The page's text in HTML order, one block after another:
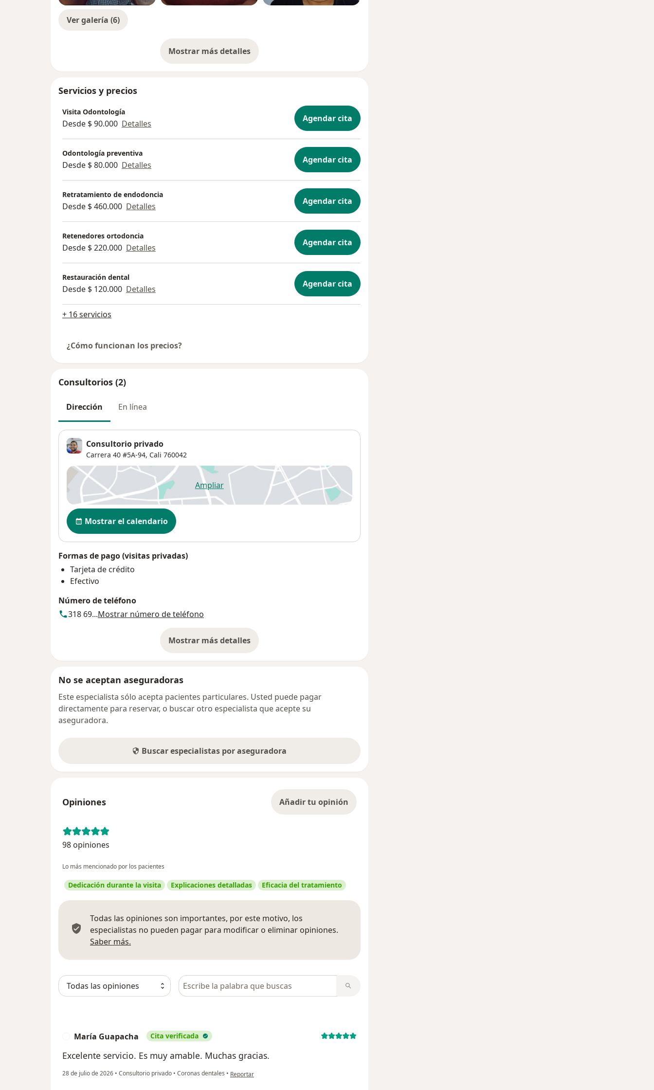
Ver galería (6)
Mostrar más detalles
sobre la experiencia
Servicios y precios
Visita Odontología
Desde $ 90.000 Detalles Agendar cita
Odontología preventiva
Desde $ 80.000 Detalles Agendar cita
Retratamiento de endodoncia
Desde $ 460.000 Detalles Agendar cita
Retenedores ortodoncia
Desde $ 220.000 Detalles Agendar cita
Restauración dental
Desde $ 120.000 Detalles Agendar cita
+ 16 servicios
¿Cómo funcionan los precios?
Consultorios (2)
Dirección En línea
Consultorio privado
Carrera 40 #5A-94, Cali 760042
Ampliarse abre en una nueva pestaña
Disponibilidad
Mostrar el calendario
Formas de pago (visitas privadas)
Tarjeta de crédito
Efectivo
Número de teléfono
318 69...Mostrar número de teléfono
Mostrar más detalles
sobre la dirección
No se aceptan aseguradoras
Este especialista sólo acepta pacientes particulares. Usted puede pagar
directamente para reservar, o buscar otro especialista que acepte su
aseguradora.
Buscar especialistas por aseguradora
Opiniones Añadir tu opinión
98 opiniones
Lo más mencionado por los pacientes
Dedicación durante la visita Explicaciones detalladas Eficacia del tratamiento
Todas las opiniones son importantes, por este motivo, los
especialistas no pueden pagar para modificar o eliminar opiniones.
Saber más.
Busca en opiniones
María Guapacha Cita verificada
Excelente servicio. Es muy amable. Muchas gracias.
28 de julio de 2026 • Consultorio privado • Coronas dentales • en opinión del usuario María Guapacha
Reportar